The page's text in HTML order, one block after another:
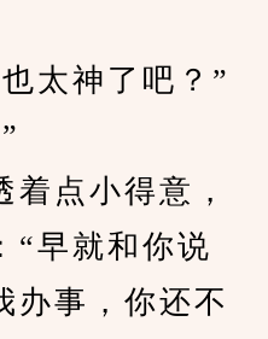
神了吧？”
点小得意，
“早就和你说
办事，你还不